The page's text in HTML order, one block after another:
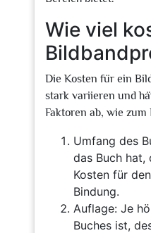
Wie viel
Die Kosten für ein
stark variieren und
Faktoren ab, wie zum
Umfang des
das Buch hat,
Kosten für
Bindung.
Auflage: Je
Buches ist,